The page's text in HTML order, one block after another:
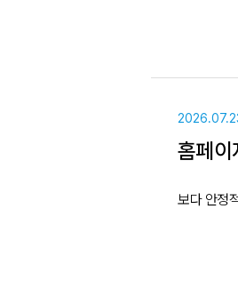
홈페이